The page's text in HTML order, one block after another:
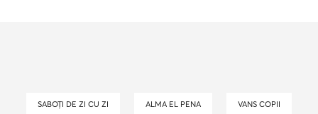
SABOȚI DE ZI CU ZI ALMA EL PENA VANS COPII